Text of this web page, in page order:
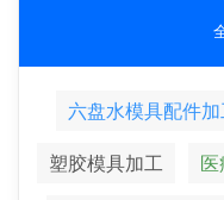
六盘水模具配件
塑胶模具加工